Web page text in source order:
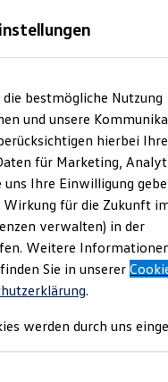
Gebrauchtwagen
bestmögliche Nutzung
und unsere
hierbei Ihre
für Marketing,
uns Ihre Einwilligung
Wirkung für die Zukunft
verwalten) in der
Weitere
Sie in unserer
.
werden durch uns